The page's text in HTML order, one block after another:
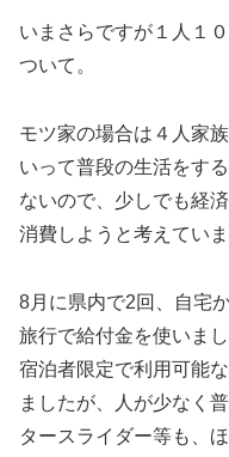
いまさらですが１人１
ついて。
モツ家の場合は４人家
いって普段の生活をす
ないので、少しでも経
消費しようと考えていま
8月に県内で2回、自宅
旅行で給付金を使いまし
宿泊者限定で利用可能
ましたが、人が少なく
タースライダー等も、